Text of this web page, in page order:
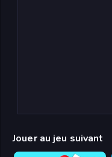
Jouer au jeu suivant